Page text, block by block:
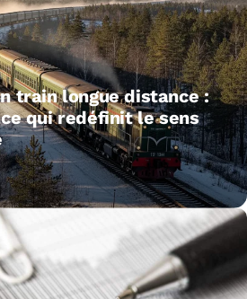
train longue distance :
qui redéfinit le sens